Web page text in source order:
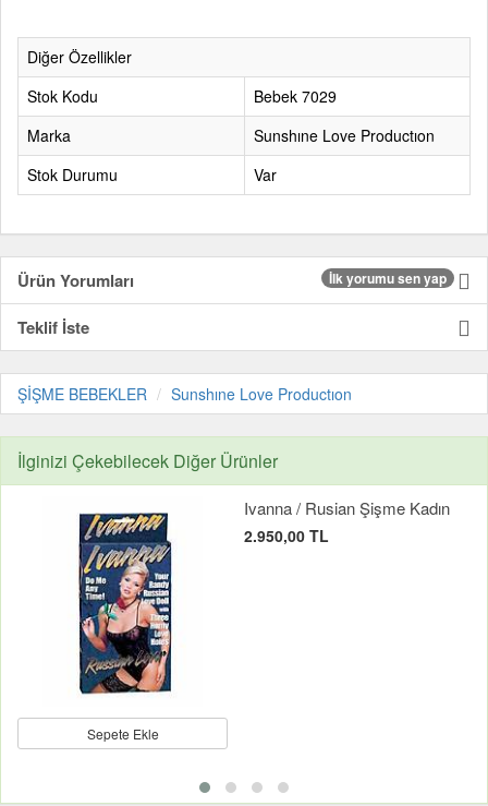
Diğer Özellikler
Stok Kodu
Bebek 7029
Marka
Sunshıne Love Productıon
Stok Durumu
Var
Ürün Yorumları İlk yorumu sen yap
Teklif İste
ŞİŞME BEBEKLER Sunshıne Love Productıon
İlginizi Çekebilecek Diğer Ürünler
Sepete Ekle
Ivanna / Rusian Şişme Kadın
2.950,00 TL